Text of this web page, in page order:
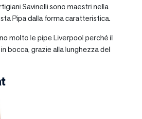
Savinelli sono maestri nella
Pipa dalla forma caratteristica.
molto le pipe Liverpool perché il
bocca, grazie alla lunghezza del